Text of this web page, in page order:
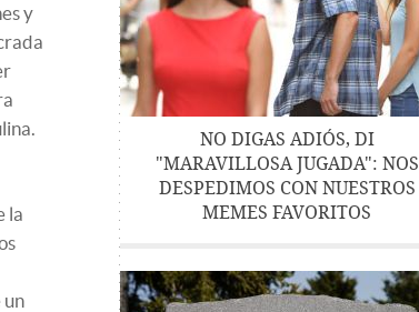
y
la
un
NO DIGAS ADIÓS, DI
"MARAVILLOSA JUGADA": NOS
DESPEDIMOS CON NUESTROS
MEMES FAVORITOS